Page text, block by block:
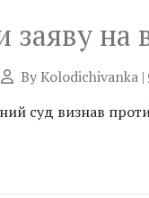
заяву
By Kolodichivanka |
суд визнав